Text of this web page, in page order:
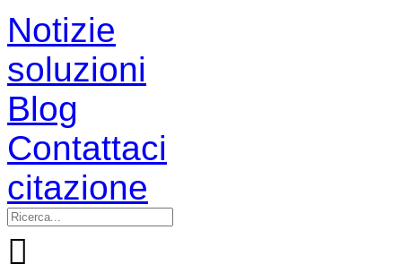
Notizie
soluzioni
Blog
Contattaci
citazione
